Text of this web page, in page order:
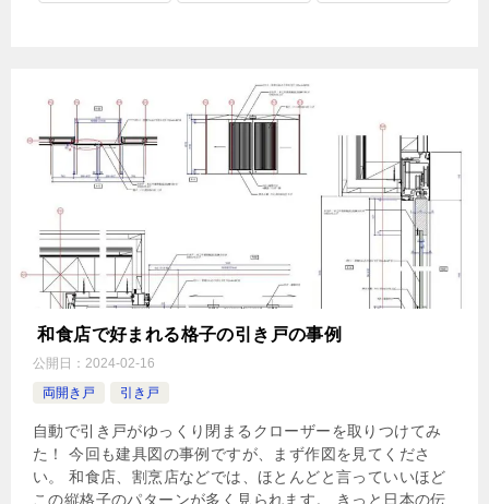
和食店で好まれる格子の引き戸の事例
公開日： 2024-02-16
両開き戸
引き戸
自動で引き戸がゆっくり閉まるクローザーを取りつけてみ
た！ 今回も建具図の事例ですが、まず作図を見てくださ
い。 和食店、割烹店などでは、ほとんどと言っていいほど
この縦格子のパターンが多く見られます。 きっと日本の伝